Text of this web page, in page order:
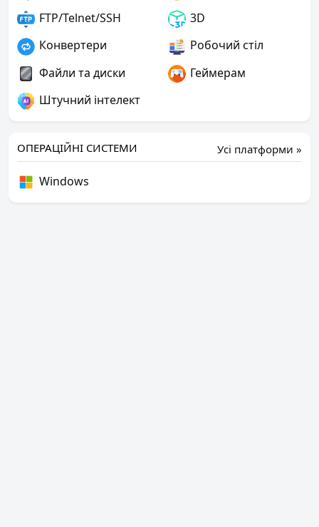
FTP/Telnet/SSH
3D
Конвертери
Робочий стіл
Файли та диски
Геймерам
Штучний інтелект
Усі платформи »
ОПЕРАЦІЙНІ СИСТЕМИ
Windows